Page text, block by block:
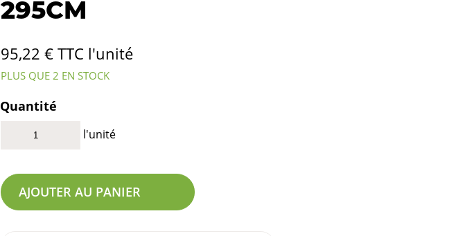
295CM
95,22 € TTC l'unité
PLUS QUE 2 EN STOCK
Quantité
l'unité
AJOUTER AU PANIER